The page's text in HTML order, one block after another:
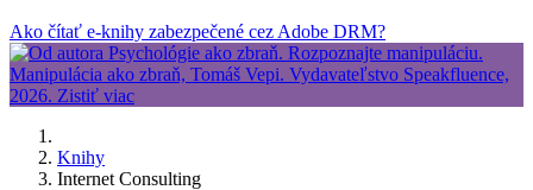
Ako čítať e-knihy zabezpečené cez Adobe DRM?
Knihy
Internet Consulting